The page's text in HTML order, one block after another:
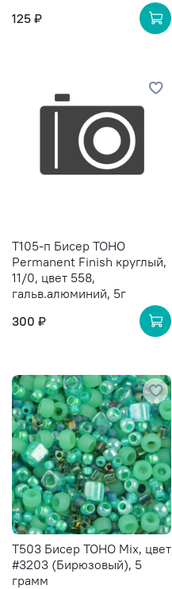
125 ₽
T105-п Бисер TOHO
Permanent Finish круглый,
11/0, цвет 558,
гальв.алюминий, 5г
300 ₽
T503 Бисер TOHO Mix, цвет
#3203 (Бирюзовый), 5
грамм